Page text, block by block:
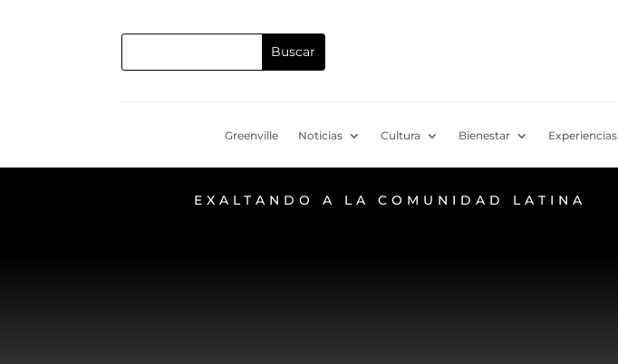
Greenville Noticias Cultura Bienestar Experiencias
EXALTANDO A LA COMUNIDAD LATINA